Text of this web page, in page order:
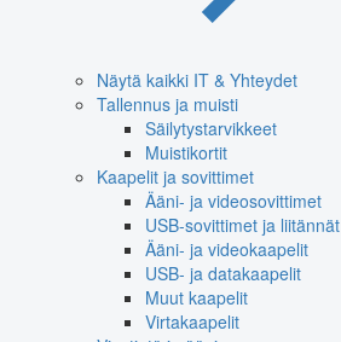
Näytä kaikki IT & Yhteydet
Tallennus ja muisti
Säilytystarvikkeet
Muistikortit
Kaapelit ja sovittimet
Ääni- ja videosovittimet
USB-sovittimet ja liitännät
Ääni- ja videokaapelit
USB- ja datakaapelit
Muut kaapelit
Virtakaapelit